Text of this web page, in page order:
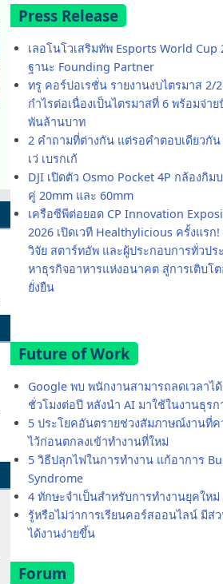
Press Release
เลอโนโวเสริมทัพ Esports World Cup
ฐานะ Founding Partner
ทรู คอร์ปอเรชั่น รายงานงบไตรมาส 2/
กำไรต่อเนื่องเป็นไตรมาสที่ 6 พร้อมจ่า
พันล้านบาท
2 คำถามที่ต่างกัน แต่รอคำตอบเดียวกั
เว่ เบรกเก้
DJI เปิดตัว Osmo Pocket 4P กล้องกิม
คู่ 20mm และ 60mm
เครือซีพีต่อยอด CP Innovation
2026 เปิดเวที Healthylicious ครั้งแรก
วิจัย สตาร์ทอัพ และผู้ประกอบการทั่วปร
หาธุรกิจอาหารแห่งอนาคต สู่การเติบโต
ยั่งยืน
Future of Work
Google พบ พนักงานสามารถลดเวลาไ
ชั่วโมงต่อปี หลังนำ AI มาใช้ในงานธุรก
5 ประโยคอันตรายช่วงสัมภาษณ์งานที่ค
ไว้ก่อนตกลงเข้าทำงานที่ใหม่
5 วิธีปลุกไฟในการทำงาน แก้อาการ
Syndrome
4 ทักษะจำเป็นสำหรับการทำงานยุคใหม่
รู้หรือไม่ว่าการเรียนคอร์สออนไลน์ มีส่
ได้งานง่ายขึ้น
Forum